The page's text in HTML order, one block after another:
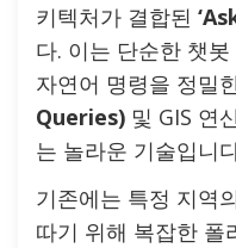
키텍처가 결합된
다. 이는 단순한 챗
자연어 명령을 정밀
Queries) 및 GIS 연
는 놀라운 기술입니
기존에는 특정 지역
따기 위해 복잡한